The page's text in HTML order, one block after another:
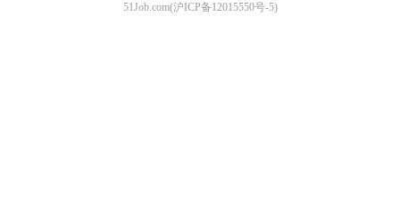
51Job.com(沪ICP备12015550号-5)